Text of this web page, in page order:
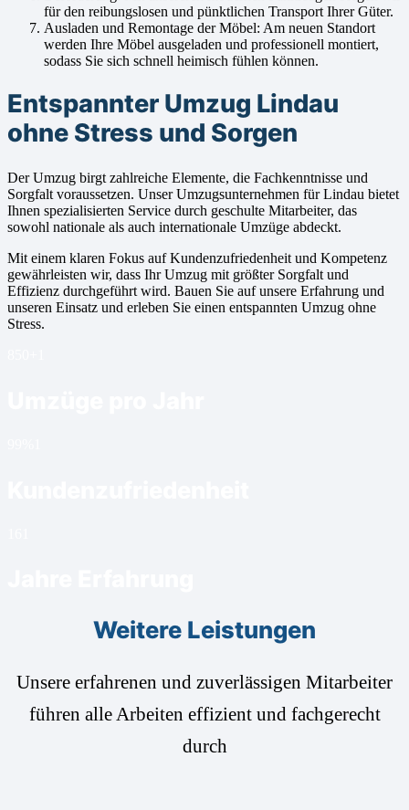
für den reibungslosen und pünktlichen Transport Ihrer Güter.
Ausladen und Remontage der Möbel: Am neuen Standort
werden Ihre Möbel ausgeladen und professionell montiert,
sodass Sie sich schnell heimisch fühlen können.
Entspannter Umzug Lindau
ohne Stress und Sorgen
Der Umzug birgt zahlreiche Elemente, die Fachkenntnisse und
Sorgfalt voraussetzen. Unser Umzugsunternehmen für Lindau bietet
Ihnen spezialisierten Service durch geschulte Mitarbeiter, das
sowohl nationale als auch internationale Umzüge abdeckt.
Mit einem klaren Fokus auf Kundenzufriedenheit und Kompetenz
gewährleisten wir, dass Ihr Umzug mit größter Sorgfalt und
Effizienz durchgeführt wird. Bauen Sie auf unsere Erfahrung und
unseren Einsatz und erleben Sie einen entspannten Umzug ohne
Stress.
Weitere Leistungen
Unsere erfahrenen und zuverlässigen Mitarbeiter
führen alle Arbeiten effizient und fachgerecht
durch